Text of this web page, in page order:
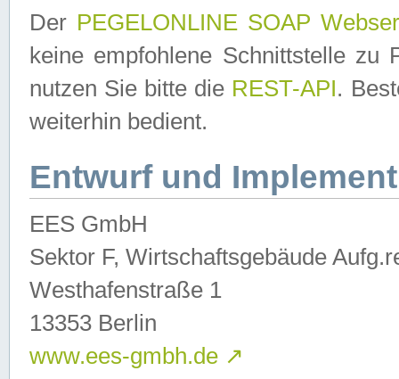
Der PEGELONLINE SOAP
keine empfohlene Schnittstelle zu
nutzen Sie bitte die REST-API.
weiterhin bedient.
Entwurf und
EES GmbH
Sektor F, Wirtschaftsgebäude
Westhafenstraße 1
13353 Berlin
www.ees-gmbh.de ↗